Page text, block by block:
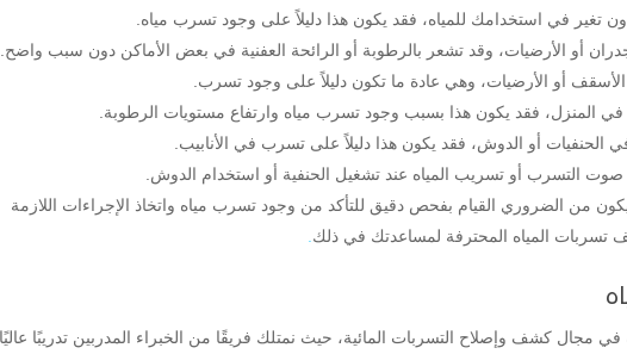
تغير في استخدامك للمياه، فقد يكون هذا دليلاً على وجود تسرب مياه.
أو الأرضيات، وقد تشعر بالرطوبة أو الرائحة العفنية في بعض الأماكن دون سبب واضح.
أو الأرضيات، وهي عادة ما تكون دليلاً على وجود تسرب.
المنزل، فقد يكون هذا بسبب وجود تسرب مياه وارتفاع مستويات الرطوبة.
أو الدوش، فقد يكون هذا دليلاً على تسرب في الأنابيب.
التسرب أو تسريب المياه عند تشغيل الحنفية أو استخدام الدوش.
من الضروري القيام بفحص دقيق للتأكد من وجود تسرب مياه واتخاذ الإجراءات اللازمة
تسربات المياه المحترفة لمساعدتك في ذلك
مجال كشف وإصلاح التسربات المائية، حيث نمتلك فريقًا من الخبراء المدربين تدريبًا عاليًا